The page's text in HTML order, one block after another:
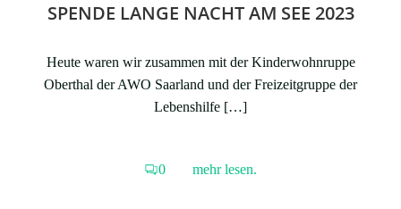
SPENDE LANGE NACHT AM SEE 2023
Heute waren wir zusammen mit der Kinderwohnruppe
Oberthal der AWO Saarland und der Freizeitgruppe der
Lebenshilfe […]
0 mehr lesen.